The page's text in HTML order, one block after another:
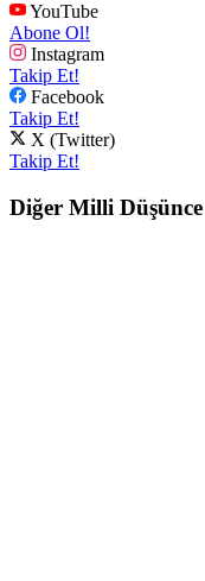
YouTube
Abone Ol!
Instagram
Takip Et!
Facebook
Takip Et!
X (Twitter)
Takip Et!
Diğer Milli Düşünce